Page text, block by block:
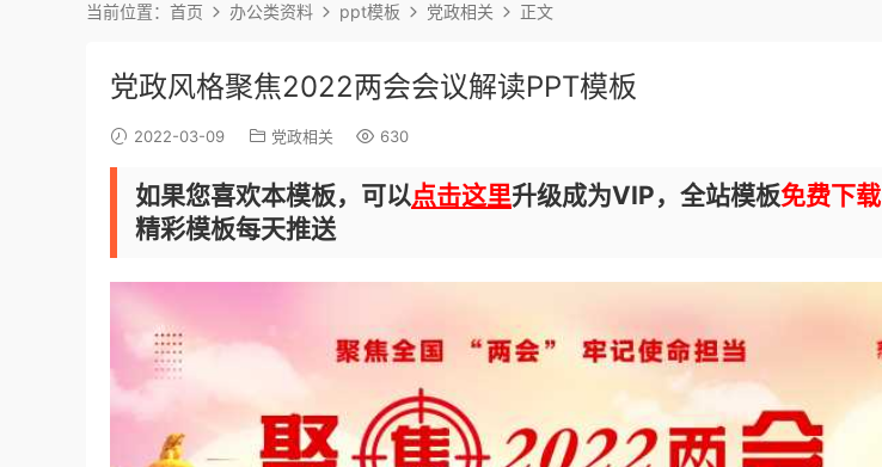
当前位置： 首页 办公类资料 ppt模板 党政相关 正文
党政风格聚焦2022两会会议解读PPT模板
2022-03-09 党政相关 630
如果您喜欢本模板，可以点击这里升级成为VIP，全站模板免费下载
精彩模板每天推送